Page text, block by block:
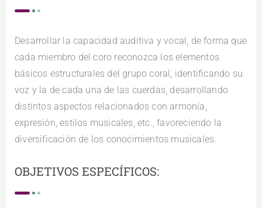
Desarrollar la capacidad auditiva y vocal, de forma que
cada miembro del coro reconozca los elementos
básicos estructurales del grupo coral, identificando su
voz y la de cada una de las cuerdas, desarrollando
distintos aspectos relacionados con armonía,
expresión, estilos musicales, etc., favoreciendo la
diversificación de los conocimientos musicales.
OBJETIVOS ESPECÍFICOS: